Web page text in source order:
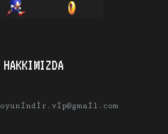
HAKKIMIZDA
oyunindir.vip@gmail.com